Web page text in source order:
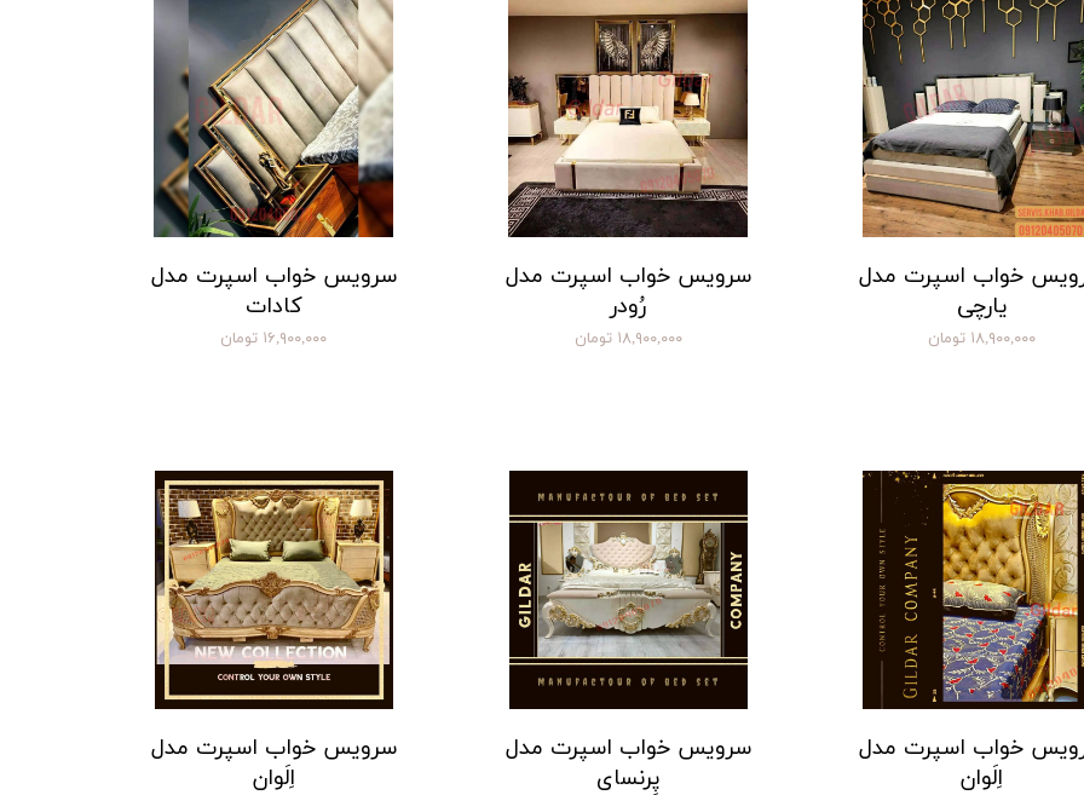
خواب اسپرت مدل
یارچی
۱۸,۹۰۰,۰۰۰ تومان
سرویس خواب اسپرت مدل
رُودر
۱۸,۹۰۰,۰۰۰ تومان
سرویس خواب اسپرت مدل
کادات
۱۶,۹۰۰,۰۰۰ تومان
خواب اسپرت مدل
اِلَوان
سرویس خواب اسپرت مدل
پِرنسای
سرویس خواب اسپرت مدل
اِلَوان